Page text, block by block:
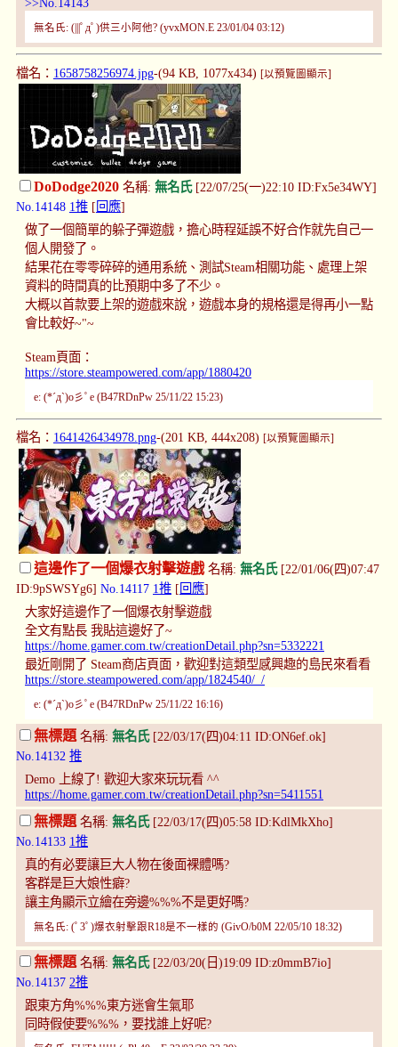
>>No.14143
無名氏: (|||ﾟдﾟ)供三小阿他? (yvxMON.E 23/01/04 03:12)
檔名： 1658758256974.jpg-(94 KB, 1077x434) [以預覽圖顯示]
DoDodge2020 名稱: 無名氏[22/07/25(一)22:10 ID:Fx5e34WY]
No.14148 1推 [ 回應]
做了一個簡單的躲子彈遊戲，擔心時程延誤不好合作就先自己一
個人開發了。
結果花在零零碎碎的通用系統、測試Steam相關功能、處理上架
資料的時間真的比預期中多了不少。
大概以首款要上架的遊戲來說，遊戲本身的規格還是得再小一點
會比較好~"~
Steam頁面：
https://store.steampowered.com/app/1880420
e: (*´д`)o彡ﾟe (B47RDnPw 25/11/22 15:23)
檔名： 1641426434978.png-(201 KB, 444x208) [以預覽圖顯示]
這邊作了一個爆衣射擊遊戲名稱: 無名氏[22/01/06(四)07:47
ID:9pSWSYg6] No.14117 1推 [ 回應]
大家好這邊作了一個爆衣射擊遊戲
全文有點長 我貼這邊好了~
https://home.gamer.com.tw/creationDetail.php?sn=5332221
最近剛開了 Steam商店頁面，歡迎對這類型感興趣的島民來看看
https://store.steampowered.com/app/1824540/_/
e: (*´д`)o彡ﾟe (B47RDnPw 25/11/22 16:16)
無標題 名稱: 無名氏[22/03/17(四)04:11 ID:ON6ef.ok]
No.14132 推
Demo 上線了! 歡迎大家來玩玩看 ^^
https://home.gamer.com.tw/creationDetail.php?sn=5411551
無標題名稱: 無名氏[22/03/17(四)05:58 ID:KdlMkXho]
No.14133 1推
真的有必要讓巨大人物在後面裸體嗎?
客群是巨大娘性癖?
讓主角顯示立繪在旁邊%%%不是更好嗎?
無名氏: (ﾟ3ﾟ)爆衣射擊跟R18是不一樣的 (GivO/b0M 22/05/10 18:32)
無標題 名稱: 無名氏[22/03/20(日)19:09 ID:z0mmB7io]
No.14137 2推
跟東方角%%%東方迷會生氣耶
同時假使要%%%，要找誰上好呢?